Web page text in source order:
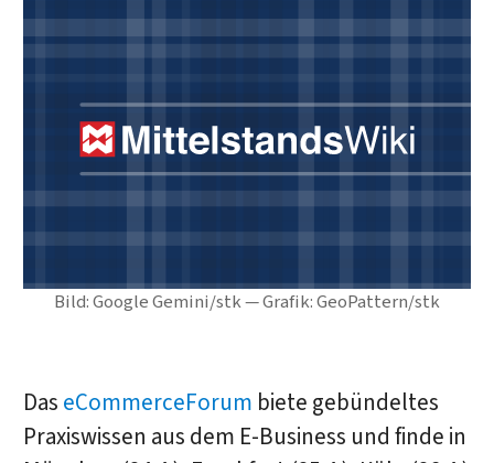
Bild: Google Gemini/stk — Grafik: GeoPattern/stk
Das eCommerceForum biete gebündeltes
Praxiswissen aus dem E-Business und finde in